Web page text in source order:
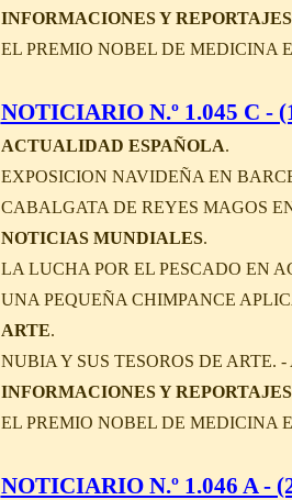
INFORMACIONES Y REPORTAJES
EL PREMIO NOBEL DE MEDICINA
NOTICIARIO N.º 1.045 C -
ACTUALIDAD ESPAÑOLA.
EXPOSICION NAVIDEÑA EN
CABALGATA DE REYES MAGOS
NOTICIAS MUNDIALES.
LA LUCHA POR EL PESCADO EN
UNA PEQUEÑA CHIMPANCE
ARTE.
NUBIA Y SUS TESOROS DE ARTE.
INFORMACIONES Y REPORTAJES
EL PREMIO NOBEL DE MEDICINA
NOTICIARIO N.º 1.046 A -